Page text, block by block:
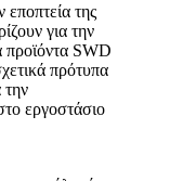
εποπτεία της
για την
προϊόντα SWD
πρότυπα
εργοστάσιο